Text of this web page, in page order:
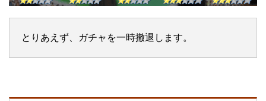
とりあえず、ガチャを一時撤退します。